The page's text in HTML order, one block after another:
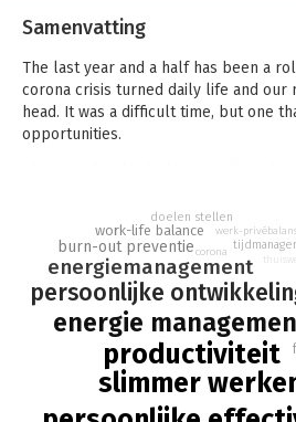
Samenvatting
The last year and a half has been a
corona crisis turned daily life and our
head. It was a difficult time, but one
opportunities.
in an increasingly efficient era, which
busier and busier.
To ride the wave of change, youʼll
harder—otherwise you might be
washed up (and burned out) on the
slimmer
productiviteit
energie
persoonlijke
energiemanagement
burn-out preventie
work-life balance
corona
doelen stellen
werk-